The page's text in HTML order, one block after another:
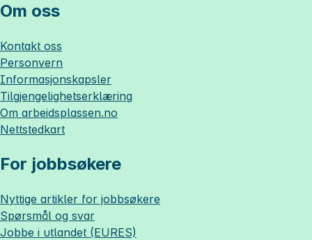
Om oss
Kontakt oss
Personvern
Informasjonskapsler
Tilgjengelighetserklæring
Om arbeidsplassen.no
Nettstedkart
For jobbsøkere
Nyttige artikler for jobbsøkere
Spørsmål og svar
Jobbe i utlandet (EURES)